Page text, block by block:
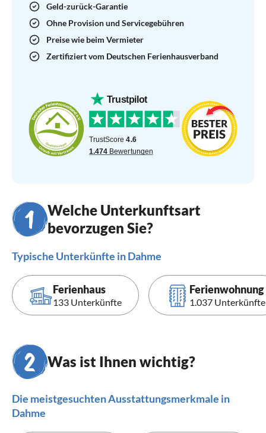
Geld-zurück-Garantie
Ohne Provision und Servicegebühren
Preise wie beim Vermieter
Zertifiziert vom Deutschen Ferienhausverband
Welche Unterkunftsart
bevorzugen Sie?
Typische Unterkünfte in Dahme
Ferienhaus
133 Unterkünfte
Ferienwohnung
1.037 Unterkünfte
Was ist Ihnen wichtig?
Die meistgesuchten Ausstattungsmerkmale in
Dahme